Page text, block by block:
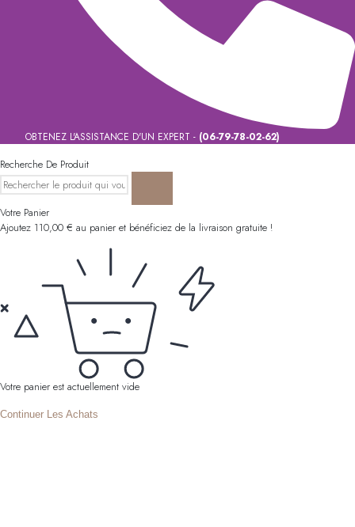
OBTENEZ L'ASSISTANCE D'UN EXPERT - (06-79-78-02-62)
Recherche De Produit
Votre Panier
Ajoutez 110,00 € au panier et bénéficiez de la livraison gratuite !
Votre panier est actuellement vide
Continuer Les Achats